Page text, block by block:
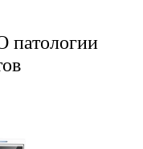
патологии